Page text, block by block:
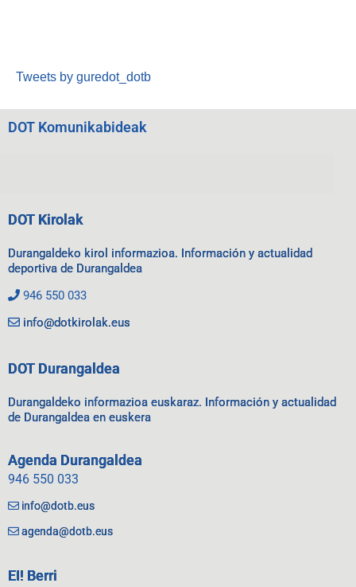
Tweets by guredot_dotb
DOT Komunikabideak
DOT Kirolak
Durangaldeko kirol informazioa. Información y actualidad
deportiva de Durangaldea
946 550 033
info@dotkirolak.eus
DOT Durangaldea
Durangaldeko informazioa euskaraz. Información y actualidad
de Durangaldea en euskera
Agenda Durangaldea
946 550 033
info@dotb.eus
agenda@dotb.eus
EI! Berri